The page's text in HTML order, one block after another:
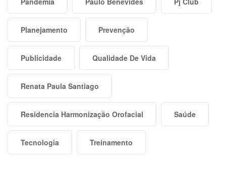
Planejamento Prevenção
Publicidade Qualidade De Vida
Renata Paula Santiago
Residencia Harmonização Orofacial Saúde
Tecnologia Treinamento